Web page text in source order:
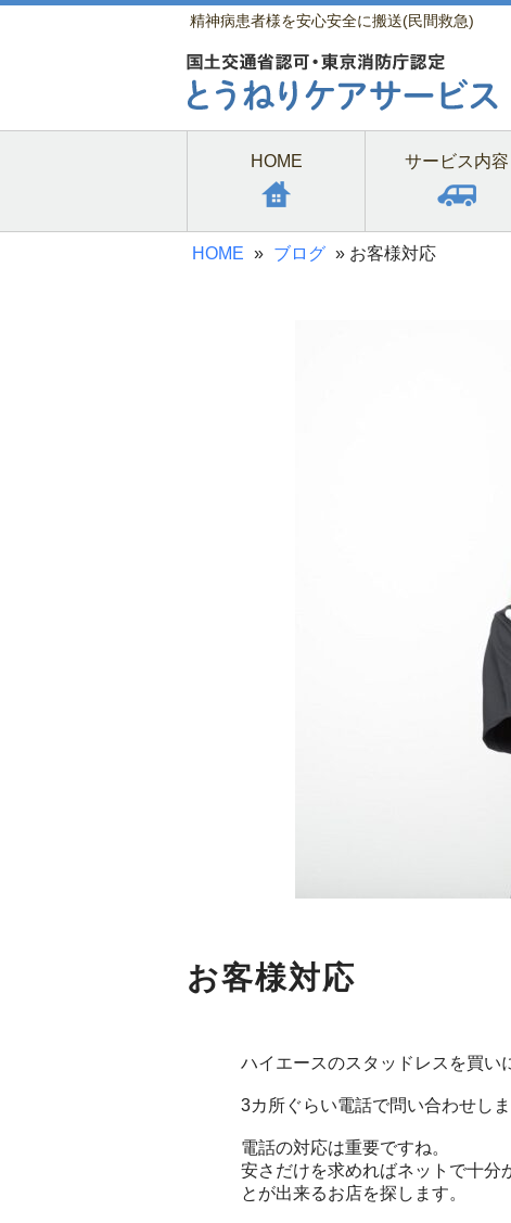
精神病患者様を安心安全に搬送(民間救急)
HOME サービス内容
HOME » ブログ » お客様対応
お客様対応
ハイエースのスタッドレスを買い
3カ所ぐらい電話で問い合わせしま
電話の対応は重要ですね。
安さだけを求めればネットで十分
とが出来るお店を探します。